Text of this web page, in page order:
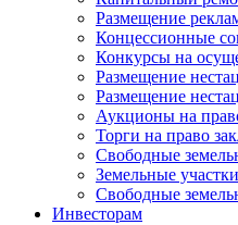
Размещение
Концессионные
Конкурсы на
Размещение
Размещение
Аукционы на
Торги на право
Свободные
Земельные
Свободные
Инвесторам